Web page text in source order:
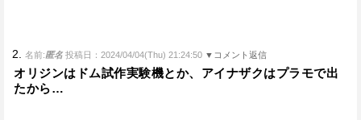
2. 名前:匿名 投稿日：2024/04/04(Thu) 21:24:50 ▼コメント返信
オリジンはドム試作実験機とか、アイナザクはプラモで出
たから…